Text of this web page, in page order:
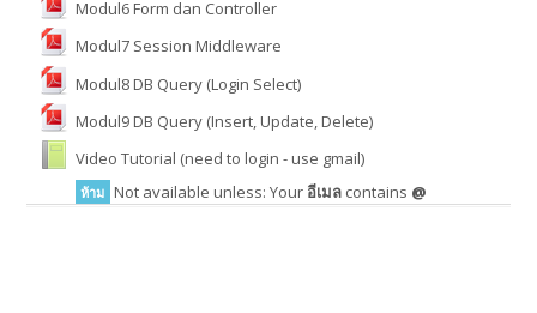
Modul6 Form dan Controller
Modul7 Session Middleware
Modul8 DB Query (Login Select)
Modul9 DB Query (Insert, Update, Delete)
Video Tutorial (need to login - use gmail)
ห้าม Not available unless: Your อีเมลcontains @